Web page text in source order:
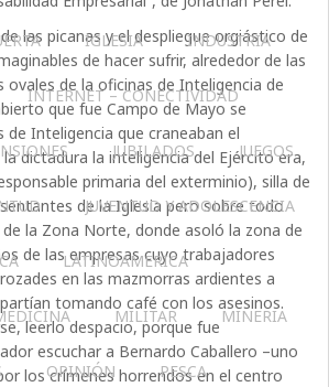
IGLESIA INDUSTRIA
INTERNET – CONECTIVIDAD
JUBILADOS JUEGOS
JUVENTUD Y ADOLESCENCIA
LATINOAMERICA
MILITAR MINERIA
OPINIÓN PESCA
las picanas y el despliegue orgiástico de
de hacer sufrir, alrededor de las
ovales de la oficinas de Inteligencia de
que fue Campo de Mayo se
Inteligencia que craneaban el
dictadura la inteligencia del Ejército era,
primaria del exterminio), silla de
de la Iglesia pero sobre todo
la Zona Norte, donde asoló la zona de
de las empresas cuyo trabajadores
en las mazmorras ardientes a
tomando café con los asesinos.
leerlo despacio, porque fue
escuchar a Bernardo Caballero –uno
los crímenes horrendos en el centro